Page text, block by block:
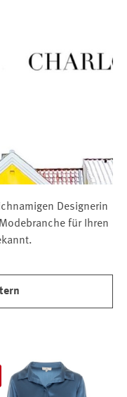
Designerin
für Ihren